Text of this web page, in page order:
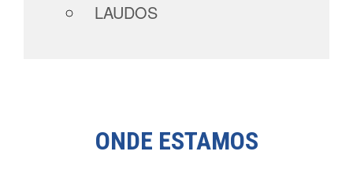
LAUDOS
ONDE ESTAMOS